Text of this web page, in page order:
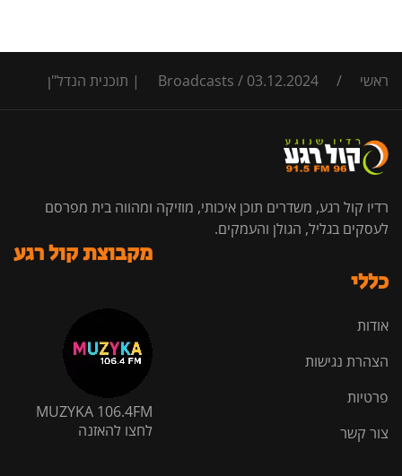
ראשי /
Broadcasts / 03.12.2024 | תוכנית הנדל"ן
רדיו קול רגע, משדרים תוכן איכותי, מוזיקה ומהווה בית מפרסם
לעסקים בגליל, הגולן והעמקים.
כללי
אודות
הצהרת נגישות
פרטיות
צור קשר
מקבוצת קול רגע
MUZYKA 106.4FM
לחצו להאזנה